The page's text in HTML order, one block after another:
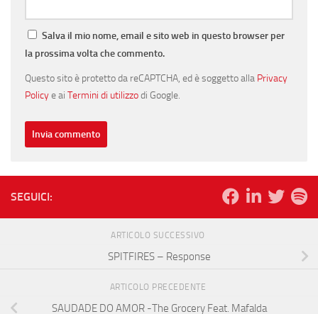
Salva il mio nome, email e sito web in questo browser per
la prossima volta che commento.
Questo sito è protetto da reCAPTCHA, ed è soggetto alla Privacy
Policye ai Termini di utilizzodi Google.
SEGUICI:
ARTICOLO SUCCESSIVO
SPITFIRES – Response
ARTICOLO PRECEDENTE
SAUDADE DO AMOR -The Grocery Feat. Mafalda